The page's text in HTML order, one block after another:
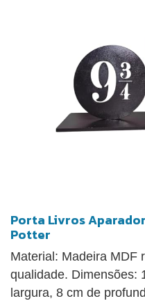
Porta Livros
Potter
Material: Madeira MDF
qualidade. Dimensões:
largura, 8 cm de